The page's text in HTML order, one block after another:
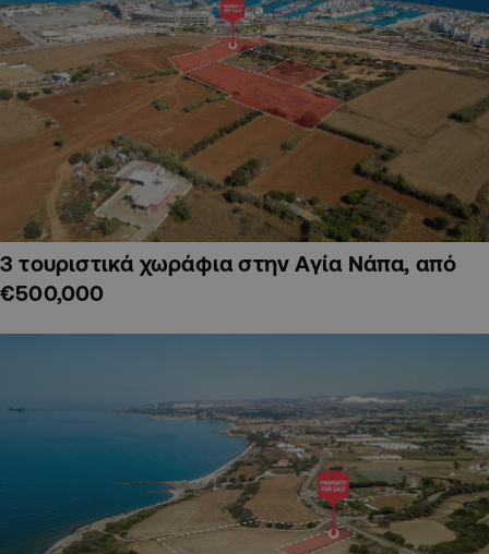
3 τουριστικά χωράφια στην Αγία Νάπα, από
€500,000